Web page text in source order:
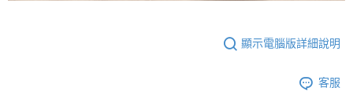
顯示電腦版詳細說明
客服